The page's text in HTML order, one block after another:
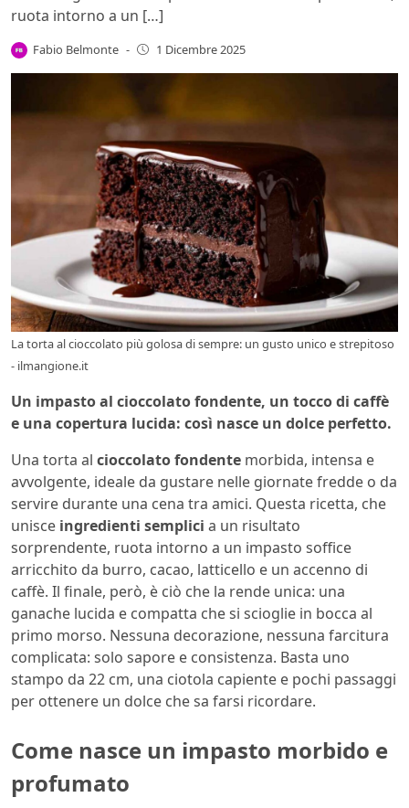
ruota intorno a un […]
Fabio Belmonte - 1 Dicembre 2025
La torta al cioccolato più golosa di sempre: un gusto unico e strepitoso
- ilmangione.it
Un impasto al cioccolato fondente, un tocco di caffè
e una copertura lucida: così nasce un dolce perfetto.
Una torta al cioccolato fondente morbida, intensa e
avvolgente, ideale da gustare nelle giornate fredde o da
servire durante una cena tra amici. Questa ricetta, che
unisce ingredienti semplici a un risultato
sorprendente, ruota intorno a un impasto soffice
arricchito da burro, cacao, latticello e un accenno di
caffè. Il finale, però, è ciò che la rende unica: una
ganache lucida e compatta che si scioglie in bocca al
primo morso. Nessuna decorazione, nessuna farcitura
complicata: solo sapore e consistenza. Basta uno
stampo da 22 cm, una ciotola capiente e pochi passaggi
per ottenere un dolce che sa farsi ricordare.
Come nasce un impasto morbido e
profumato